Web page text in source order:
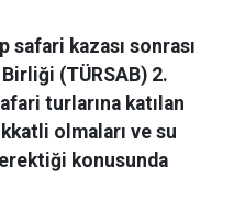
safari kazası sonrası
(TÜRSAB) 2.
turlarına katılan
olmaları ve su
konusunda